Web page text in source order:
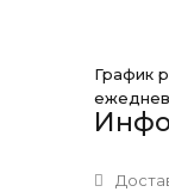
График